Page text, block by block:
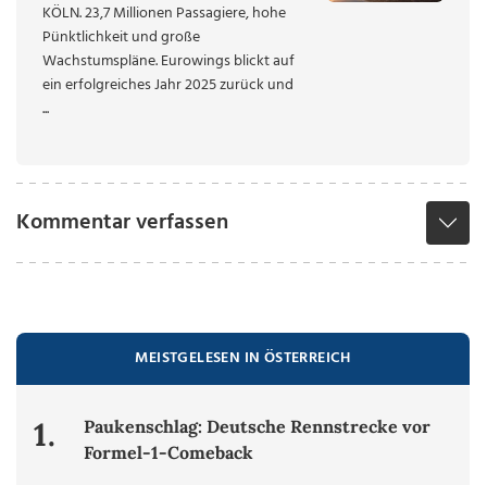
KÖLN. 23,7 Millionen Passagiere, hohe
Pünktlichkeit und große
Wachstumspläne. Eurowings blickt auf
ein erfolgreiches Jahr 2025 zurück und
...
Kommentar verfassen
MEISTGELESEN IN ÖSTERREICH
1.
Paukenschlag: Deutsche Rennstrecke vor
Formel-1-Comeback